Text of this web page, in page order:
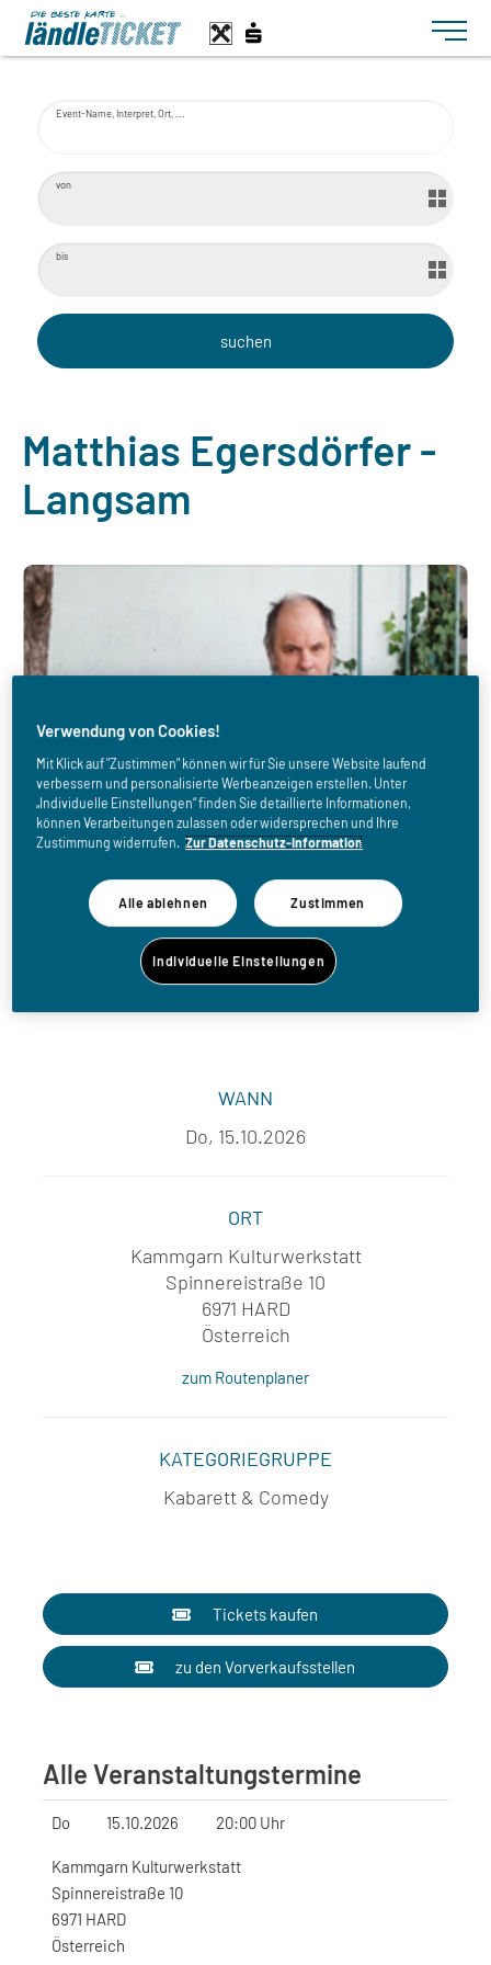
Toggle
Event-Name, Interpret, Ort, ...
von
bis
Matthias Egersdörfer -
Langsam
WANN
Do, 15.10.2026
ORT
Kammgarn Kulturwerkstatt
Spinnereistraße 10
6971 HARD
Österreich
zum Routenplaner
KATEGORIEGRUPPE
Kabarett & Comedy
Tickets kaufen
zu den Vorverkaufsstellen
Alle Veranstaltungstermine
Do 15.10.2026 20:00 Uhr
Kammgarn Kulturwerkstatt
Spinnereistraße 10
6971 HARD
Österreich
Verwendung von Cookies!
Mit Klick auf "Zustimmen" können wir für Sie unsere Website laufend
verbessern und personalisierte Werbeanzeigen erstellen. Unter
„Individuelle Einstellungen“ finden Sie detaillierte Informationen,
können Verarbeitungen zulassen oder widersprechen und Ihre
Zustimmung widerrufen.
Zur Datenschutz-Information
Alle ablehnen Zustimmen
Individuelle Einstellungen